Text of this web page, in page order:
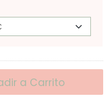
a Carrito